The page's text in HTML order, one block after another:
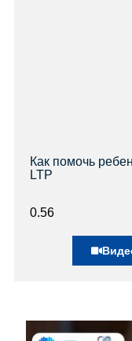
Как помочь
LTP